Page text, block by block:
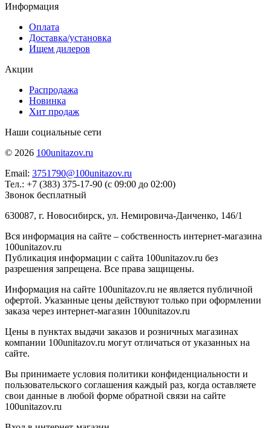
Информация
Оплата
Доставка/установка
Ищем дилеров
Акции
Распродажа
Новинка
Хит продаж
Наши социальные сети
© 2026 100unitazov.ru
Email: 3751790@100unitazov.ru
Тел.: +7 (383) 375-17-90 (с 09:00 до 02:00)
Звонок бесплатный
630087, г. Новосибирск, ул. Немировича-Данченко, 146/1
Вся информация на сайте – собственность интернет-магазина
100unitazov.ru
Публикация информации с сайта 100unitazov.ru без
разрешения запрещена. Все права защищены.
Информация на сайте 100unitazov.ru не является публичной
офертой. Указанные цены действуют только при оформлении
заказа через интернет-магазин 100unitazov.ru
Цены в пунктах выдачи заказов и розничных магазинах
компании 100unitazov.ru могут отличаться от указанных на
сайте.
Вы принимаете условия политики конфиденциальности и
пользовательского соглашения каждый раз, когда оставляете
свои данные в любой форме обратной связи на сайте
100unitazov.ru